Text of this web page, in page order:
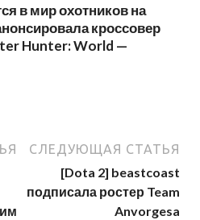
в мир охотников на
кроссовер
Hunter: World —
СЛЕДУЮЩАЯ СТАТЬЯ
[Dota 2] beastcoast
подписала ростер Team
Anvorgesa